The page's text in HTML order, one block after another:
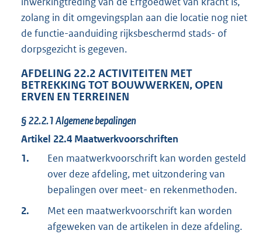
zolang in dit omgevingsplan aan die locatie nog niet
de functie-aanduiding rijksbeschermd stads- of
dorpsgezicht is gegeven.
AFDELING 22.2 ACTIVITEITEN MET
BETREKKING TOT BOUWWERKEN, OPEN
ERVEN EN TERREINEN
§22.2.1Algemene bepalingen
Artikel 22.4 Maatwerkvoorschriften
1.
Een maatwerkvoorschrift kan worden gesteld
over deze afdeling, met uitzondering van
bepalingen over meet- en rekenmethoden.
2.
Met een maatwerkvoorschrift kan worden
afgeweken van de artikelen in deze afdeling.